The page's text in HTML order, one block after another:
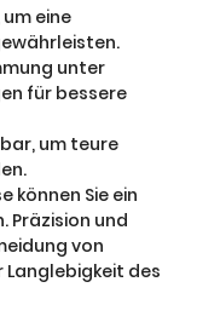
eine
unter
für bessere
um teure
können Sie ein
Präzision und
von
Langlebigkeit des